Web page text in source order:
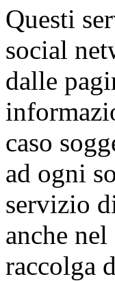
Questi
social
dalle
caso
ad ogni
servizio
anche
raccolga